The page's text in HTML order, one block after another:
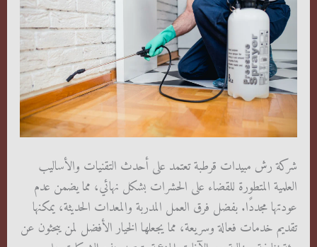
شركة رش مبيدات قرطبة تعتمد على أحدث التقنيات والأساليب
العلمية المتطورة للقضاء على الحشرات بشكل نهائي، مما يضمن عدم
عودتها مجددًا. بفضل فرق العمل المدربة والمعدات الحديثة، يمكنها
تقديم خدمات فعالة وسريعة، مما يجعلها الخيار الأفضل لمن يبحثون عن